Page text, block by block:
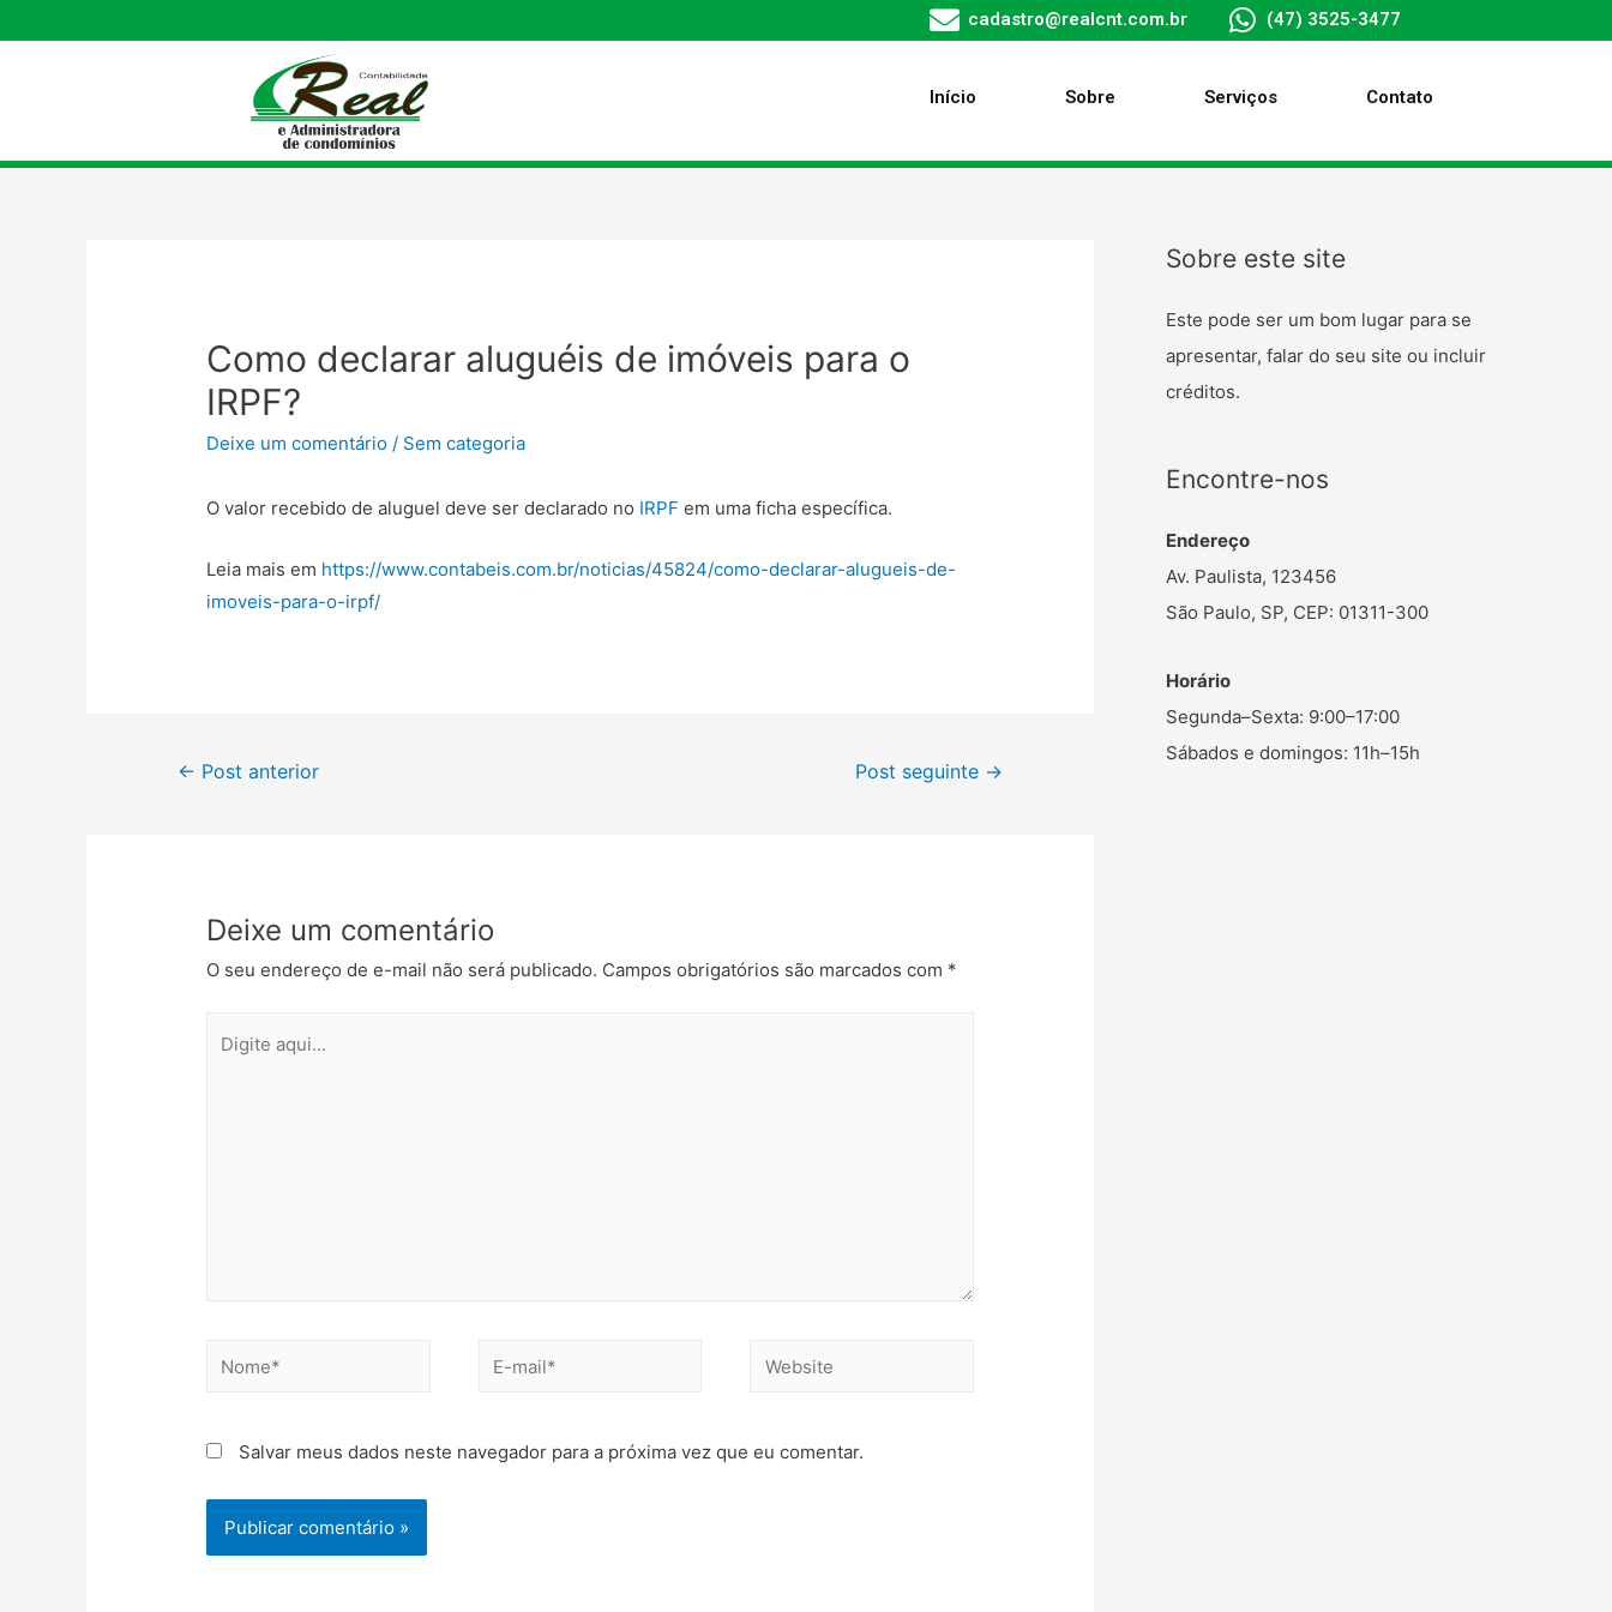
cadastro@realcnt.com.br (47) 3525-3477
Início Sobre Serviços Contato
Como declarar aluguéis de imóveis para o
IRPF?
Deixe um comentário / Sem categoria
O valor recebido de aluguel deve ser declarado no IRPF em uma ficha específica.
Leia mais em https://www.contabeis.com.br/noticias/45824/como-declarar-alugueis-de-
imoveis-para-o-irpf/
← Post anterior Post seguinte →
Deixe um comentário
O seu endereço de e-mail não será publicado. Campos obrigatórios são marcados com *
Salvar meus dados neste navegador para a próxima vez que eu comentar.
Sobre este site
Este pode ser um bom lugar para se
apresentar, falar do seu site ou incluir
créditos.
Encontre-nos
Endereço
Av. Paulista, 123456
São Paulo, SP, CEP: 01311-300
Horário
Segunda–Sexta: 9:00–17:00
Sábados e domingos: 11h–15h